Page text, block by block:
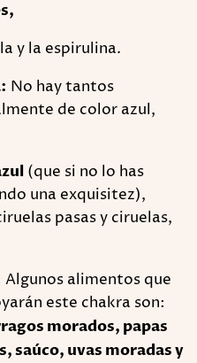
y la espirulina.
No hay tantos
de color azul,
(que si no lo has
una exquisitez),
pasas y ciruelas,
Algunos alimentos que
este chakra son:
morados, papas
saúco, uvas moradas y